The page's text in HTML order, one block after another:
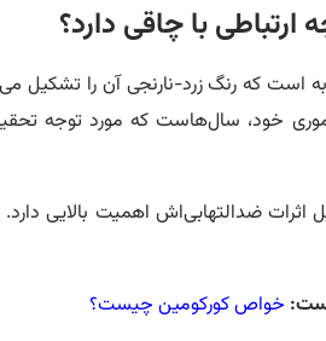
با چاقی دارد؟
است که رنگ زرد-نارنجی آن را
خود، سال‌هاست که مورد توجه
اثرات ضدالتهابی‌اش اهمیت بالایی
خواص کورکومین چیست؟